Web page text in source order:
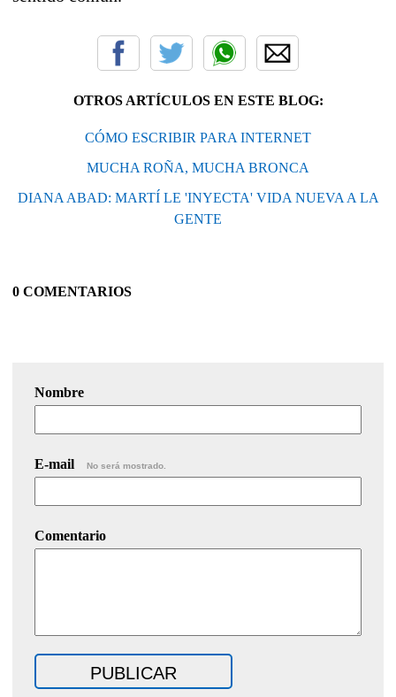
OTROS ARTÍCULOS EN ESTE BLOG:
CÓMO ESCRIBIR PARA INTERNET
MUCHA ROÑA, MUCHA BRONCA
DIANA ABAD: MARTÍ LE 'INYECTA' VIDA NUEVA A LA
GENTE
0 COMENTARIOS
Nombre
E-mail No será mostrado.
Comentario